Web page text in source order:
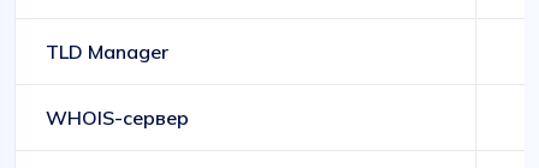
TLD Manager
WHOIS-сервер